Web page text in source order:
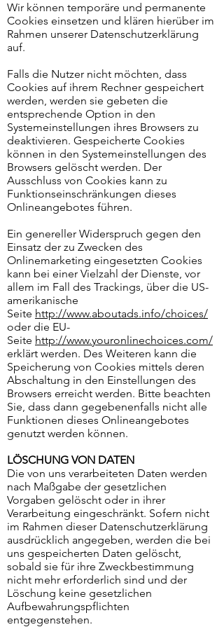
Wir können temporäre und permanente
Cookies einsetzen und klären hierüber im
Rahmen unserer Datenschutzerklärung
auf.
Falls die Nutzer nicht möchten, dass
Cookies auf ihrem Rechner gespeichert
werden, werden sie gebeten die
entsprechende Option in den
Systemeinstellungen ihres Browsers zu
deaktivieren. Gespeicherte Cookies
können in den Systemeinstellungen des
Browsers gelöscht werden. Der
Ausschluss von Cookies kann zu
Funktionseinschränkungen dieses
Onlineangebotes führen.
Ein genereller Widerspruch gegen den
Einsatz der zu Zwecken des
Onlinemarketing eingesetzten Cookies
kann bei einer Vielzahl der Dienste, vor
allem im Fall des Trackings, über die US-
amerikanische
Seite http://www.aboutads.info/choices/
oder die EU-
Seite http://www.youronlinechoices.com/
erklärt werden. Des Weiteren kann die
Speicherung von Cookies mittels deren
Abschaltung in den Einstellungen des
Browsers erreicht werden. Bitte beachten
Sie, dass dann gegebenenfalls nicht alle
Funktionen dieses Onlineangebotes
genutzt werden können.
LÖSCHUNG VON DATEN
Die von uns verarbeiteten Daten werden
nach Maßgabe der gesetzlichen
Vorgaben gelöscht oder in ihrer
Verarbeitung eingeschränkt. Sofern nicht
im Rahmen dieser Datenschutzerklärung
ausdrücklich angegeben, werden die bei
uns gespeicherten Daten gelöscht,
sobald sie für ihre Zweckbestimmung
nicht mehr erforderlich sind und der
Löschung keine gesetzlichen
Aufbewahrungspflichten
entgegenstehen.